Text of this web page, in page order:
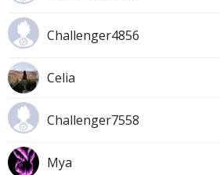
Challenger4856
Celia
Challenger7558
Mya